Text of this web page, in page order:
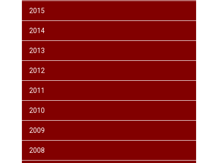
2015
2014
2013
2012
2011
2010
2009
2008